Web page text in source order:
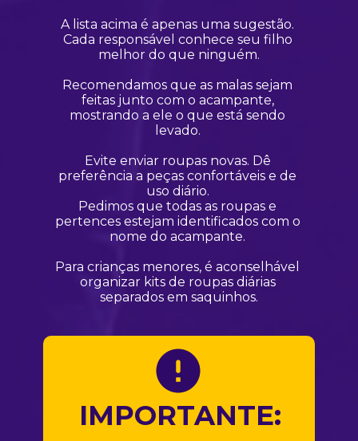
A lista acima é apenas uma sugestão.
Cada responsável conhece seu filho
melhor do que ninguém.
Recomendamos que as malas sejam
feitas junto com o acampante,
mostrando a ele o que está sendo
levado.
Evite enviar roupas novas. Dê
preferência a peças confortáveis e de
uso diário.
Pedimos que todas as roupas e
pertences estejam identificados com o
nome do acampante.
Para crianças menores, é aconselhável
organizar kits de roupas diárias
separados em saquinhos.
IMPORTANTE: